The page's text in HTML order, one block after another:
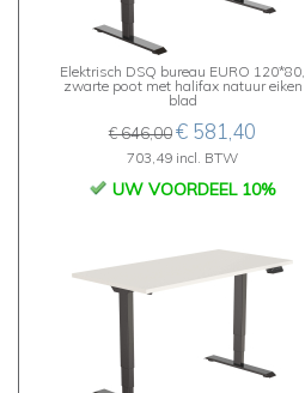
Elektrisch DSQ bureau EURO 120*80,
zwarte poot met halifax natuur eiken
blad
€ 646,00€ 581,40
703,49 incl. BTW
UW VOORDEEL 10%